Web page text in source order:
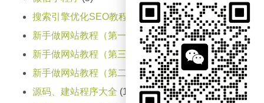
搜索引擎优化SEO教程
新手做网站教程（第一天） (15)
新手做网站教程（第三天） (1)
新手做网站教程（第二天） (4)
源码、建站程序大全 (1)